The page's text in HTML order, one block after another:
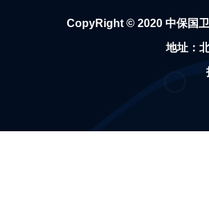
CopyRight © 2020 中保国
地址：